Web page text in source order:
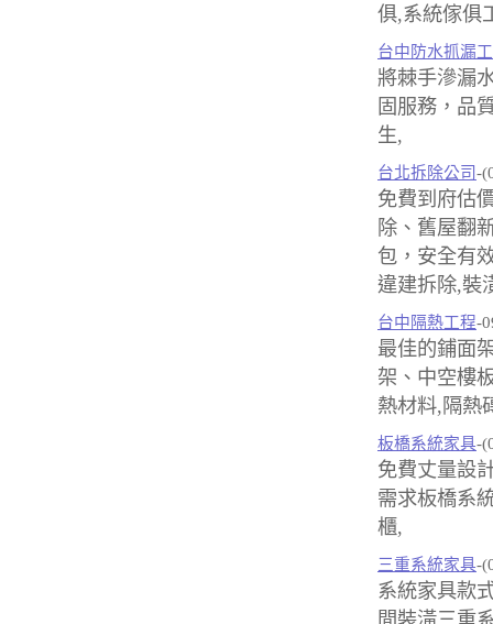
俱,系統傢俱
台中防水抓漏
將棘手滲漏
固服務，品
生,
台北拆除公司 -
免費到府估
除、舊屋翻
包，安全有
違建拆除,裝
台中隔熱工程-
最佳的鋪面
架、中空樓
熱材料,隔熱
板橋系統家具-
免費丈量設
需求板橋系
櫃,
三重系統家具-
系統家具款
間裝潢三重